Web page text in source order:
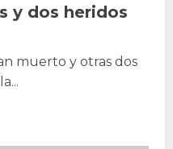
y dos heridos
muerto y otras dos